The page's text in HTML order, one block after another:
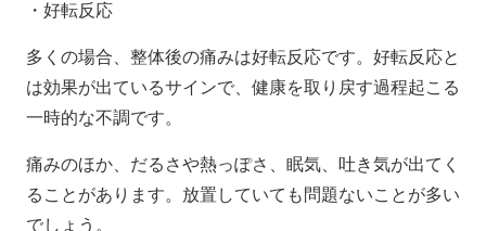
・好転反応
多くの場合、整体後の痛みは好転反応です。好転反応と
は効果が出ているサインで、健康を取り戻す過程起こる
一時的な不調です。
痛みのほか、だるさや熱っぽさ、眠気、吐き気が出てく
ることがあります。放置していても問題ないことが多い
でしょう。